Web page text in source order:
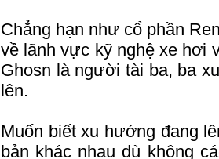
Chẳng hạn như cổ phần
về lãnh vực kỹ nghệ xe hơi
Ghosn là người tài ba, ba
lên.
Muốn biết xu hướng đang
bản khác nhau dù không